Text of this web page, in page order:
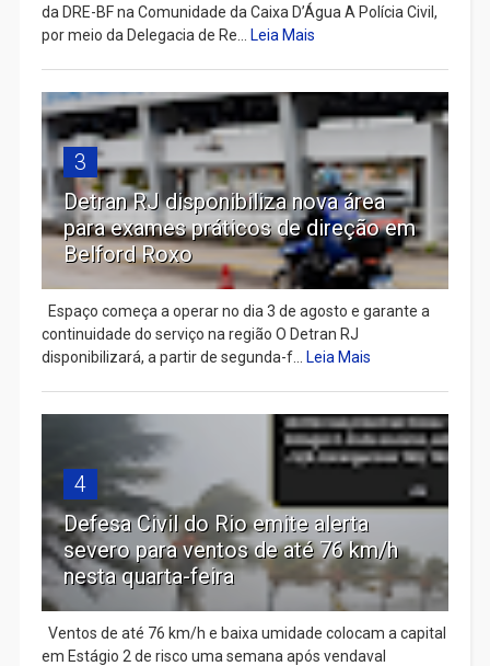
da DRE-BF na Comunidade da Caixa D’Água A Polícia Civil,
por meio da Delegacia de Re... Leia Mais
3
Detran RJ disponibiliza nova área
para exames práticos de direção em
Belford Roxo
Espaço começa a operar no dia 3 de agosto e garante a
continuidade do serviço na região O Detran RJ
disponibilizará, a partir de segunda-f... Leia Mais
4
Defesa Civil do Rio emite alerta
severo para ventos de até 76 km/h
nesta quarta-feira
Ventos de até 76 km/h e baixa umidade colocam a capital
em Estágio 2 de risco uma semana após vendaval